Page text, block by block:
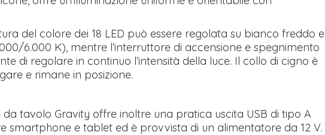
del colore dei 18 LED può essere regolata su bianco freddo e
6.000 K), mentre l’interruttore di accensione e spegnimento
di regolare in continuo l’intensità della luce. Il collo di cigno è
e rimane in posizione.
tavolo Gravity offre inoltre una pratica uscita USB di tipo A
smartphone e tablet ed è provvista di un alimentatore da 12 V.